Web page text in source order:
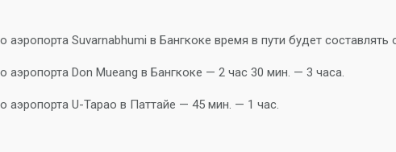
аэропорта Suvarnabhumi в Бангкоке время в пути будет
аэропорта Don Mueang в Бангкоке — 2 час 30 мин. — 3 часа.
аэропорта U-Tapao в Паттайе — 45 мин. — 1 час.